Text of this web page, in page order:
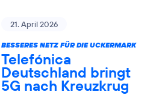
21. April 2026
BESSERES NETZ FÜR DIE UCKERMARK
Telefónica
Deutschland bringt
5G nach Kreuzkrug